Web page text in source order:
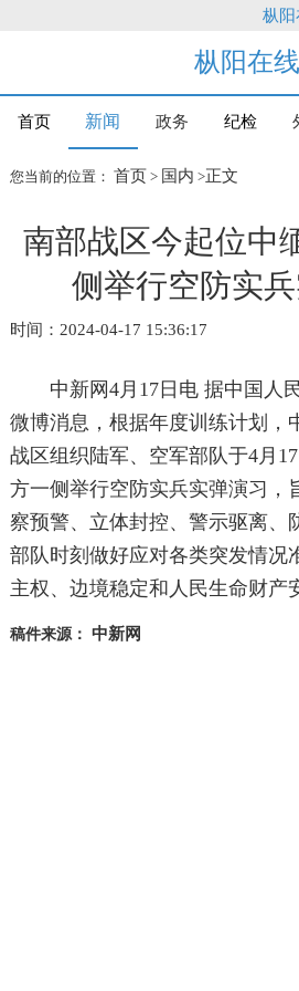
枞阳
枞阳在线
首页 新闻 政务 纪检
您当前的位置： 首页 > 国内 >正文
南部战区今起位中
侧举行空防实
时间：2024-04-17 15:36:17
中新网4月17日电 据中国人
微博消息，根据年度训练计划，
战区组织陆军、空军部队于4月
方一侧举行空防实兵实弹演习，
察预警、立体封控、警示驱离、
部队时刻做好应对各类突发情况
主权、边境稳定和人民生命财产
稿件来源： 中新网